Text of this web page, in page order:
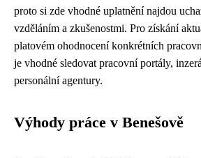
proto si zde vhodné uplatnění najdou
vzděláním a zkušenostmi. Pro získání
platovém ohodnocení konkrétních
je vhodné sledovat pracovní portály,
personální agentury.
Výhody práce v Benešově